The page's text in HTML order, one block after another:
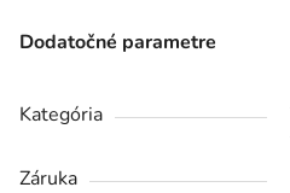
Dodatočné parametre
Kategória
Záruka